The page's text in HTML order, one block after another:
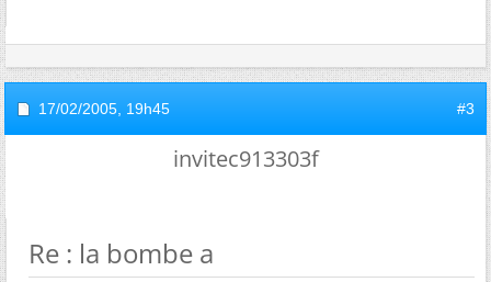
17/02/2005, 19h45 #3
invitec913303f
Re : la bombe a